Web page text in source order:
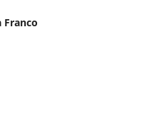
Franco